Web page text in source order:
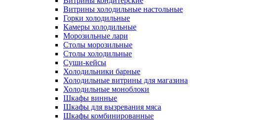
Витрины холодильные настольные
Горки холодильные
Камеры холодильные
Морозильные лари
Столы морозильные
Столы холодильные
Суши-кейсы
Холодильники барные
Холодильные витрины для магазина
Холодильные моноблоки
Шкафы винные
Шкафы для вызревания мяса
Шкафы комбинированные